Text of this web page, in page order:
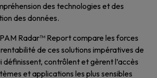
des technologies et des
des données.
Radar™ Report compare les forces
de ces solutions impératives de
contrôlent et gèrent l’accès
et applications les plus sensibles